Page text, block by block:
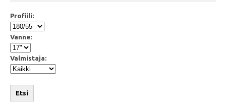
Profiili:
Vanne:
Valmistaja:
Etsi